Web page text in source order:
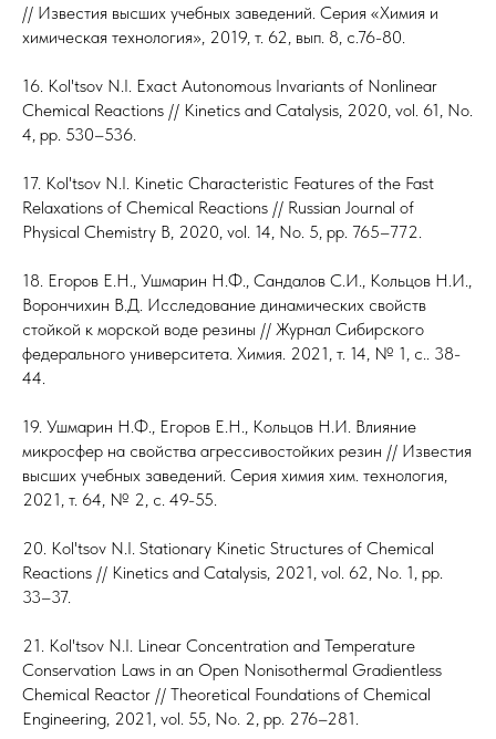
// Известия высших учебных заведений. Серия «Химия и
химическая технология», 2019, т. 62, вып. 8, с.76-80.
16. Kol'tsov N.I. Exact Autonomous Invariants of Nonlinear
Chemical Reactions // Kinetics and Catalysis, 2020, vol. 61, No.
4, pp. 530–536.
17. Kol'tsov N.I. Kinetic Characteristic Features of the Fast
Relaxations of Chemical Reactions // Russian Journal of
Physical Chemistry B, 2020, vol. 14, No. 5, pp. 765–772.
18. Егоров Е.Н., Ушмарин Н.Ф., Сандалов С.И., Кольцов Н.И.,
Ворончихин В.Д. Исследование динамических свойств
стойкой к морской воде резины // Журнал Сибирского
федерального университета. Химия. 2021, т. 14, № 1, с.. 38-
44.
19. Ушмарин Н.Ф., Егоров Е.Н., Кольцов Н.И. Влияние
микросфер на свойства агрессивостойких резин // Известия
высших учебных заведений. Серия химия хим. технология,
2021, т. 64, № 2, с. 49-55.
20. Kol'tsov N.I. Stationary Kinetic Structures of Chemical
Reactions // Kinetics and Catalysis, 2021, vol. 62, No. 1, pp.
33–37.
21. Kol'tsov N.I. Linear Concentration and Temperature
Conservation Laws in an Open Nonisothermal Gradientless
Chemical Reactor // Theoretical Foundations of Chemical
Engineering, 2021, vol. 55, No. 2, pp. 276–281.